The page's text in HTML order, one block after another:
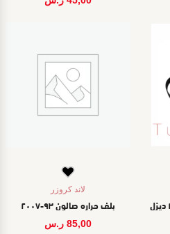
لاند كروزر
بلف حراره صالون ٩٣-٢٠٠٧
85,00 ر.س